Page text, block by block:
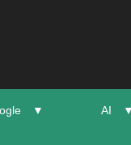
▼ AI ▼